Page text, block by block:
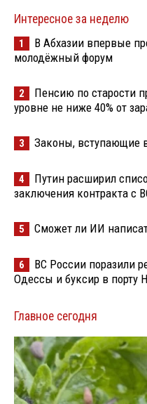
Интересное за неделю
1
В Абхазии впервые
молодёжный форум
2
Пенсию по старости
уровне не ниже 40% от
3 Законы, вступающие
4
Путин расширил
заключения контракта с
5 Сможет ли ИИ
6
ВС России поразили
Одессы и буксир в порту
Главное сегодня